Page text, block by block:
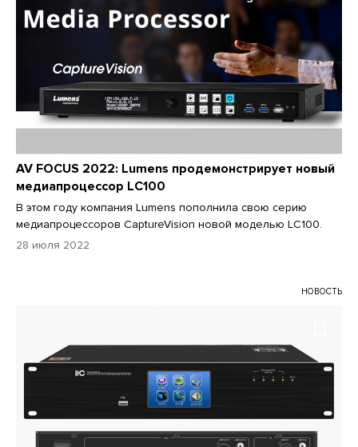
AV FOCUS 2022: Lumens продемонстрирует новый
медиапроцессор LC100
В этом году компания Lumens пополнила свою серию
медиапроцессоров CaptureVision новой моделью LC100.
28 июля 2022
НОВОСТЬ